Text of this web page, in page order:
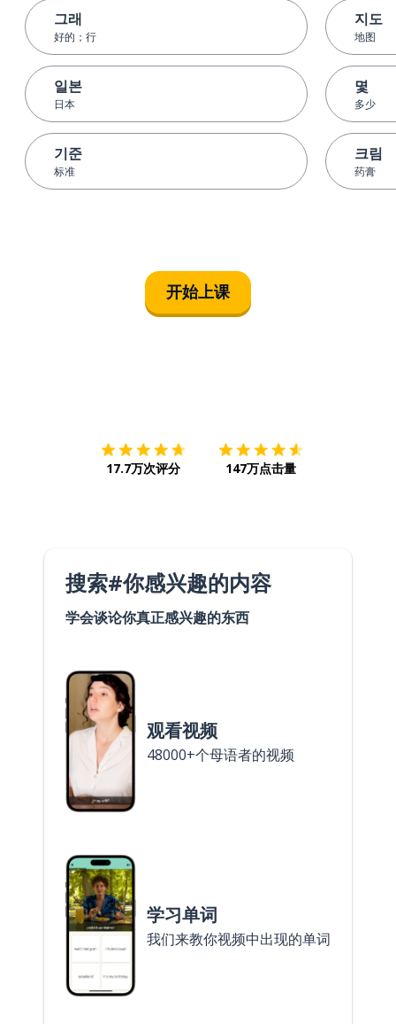
그래
好的；行
일본
日本
기준
标准
지도
地图
몇
多少
크림
药膏
开始上课
17.7万次评分 147万点击量
搜索#你感兴趣的内容
学会谈论你真正感兴趣的东西
观看视频
48000+个母语者的视频
学习单词
我们来教你视频中出现的单词